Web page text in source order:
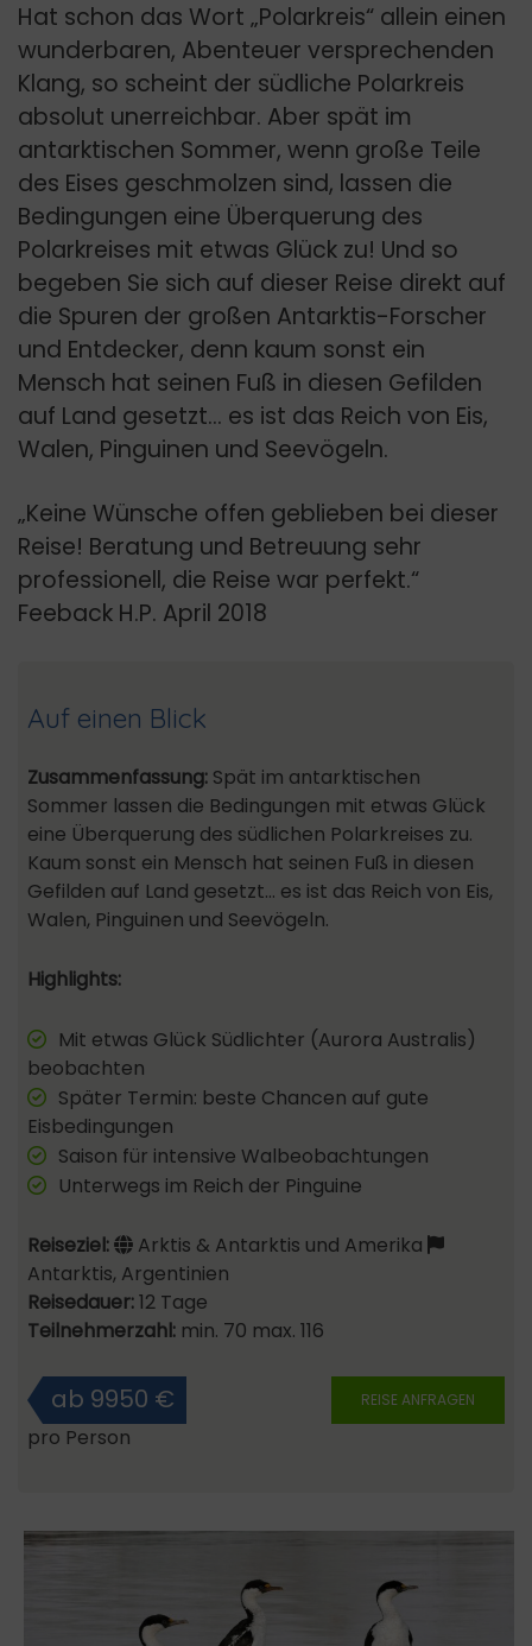
Hat schon das Wort „Polarkreis“ allein einen
wunderbaren, Abenteuer versprechenden
Klang, so scheint der südliche Polarkreis
absolut unerreichbar. Aber spät im
antarktischen Sommer, wenn große Teile
des Eises geschmolzen sind, lassen die
Bedingungen eine Überquerung des
Polarkreises mit etwas Glück zu! Und so
begeben Sie sich auf dieser Reise direkt auf
die Spuren der großen Antarktis-Forscher
und Entdecker, denn kaum sonst ein
Mensch hat seinen Fuß in diesen Gefilden
auf Land gesetzt… es ist das Reich von Eis,
Walen, Pinguinen und Seevögeln.
„Keine Wünsche offen geblieben bei dieser
Reise! Beratung und Betreuung sehr
professionell, die Reise war perfekt.“
Feeback H.P. April 2018
Auf einen Blick
Zusammenfassung: Spät im antarktischen
Sommer lassen die Bedingungen mit etwas Glück
eine Überquerung des südlichen Polarkreises zu.
Kaum sonst ein Mensch hat seinen Fuß in diesen
Gefilden auf Land gesetzt… es ist das Reich von Eis,
Walen, Pinguinen und Seevögeln.
Highlights:
Mit etwas Glück Südlichter (Aurora Australis)
beobachten
Später Termin: beste Chancen auf gute
Eisbedingungen
Saison für intensive Walbeobachtungen
Unterwegs im Reich der Pinguine
Reiseziel:
Arktis & Antarktis und Amerika
Antarktis, Argentinien
Reisedauer:12 Tage
Teilnehmerzahl: min. 70 max. 116
REISE ANFRAGEN
ab 9950 €
pro Person